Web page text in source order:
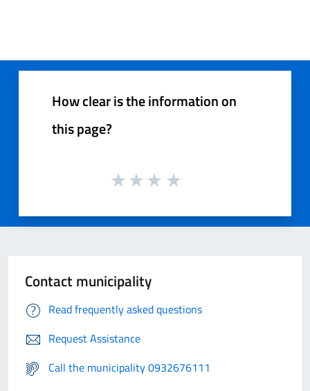
How clear is the information on
this page?
Contact municipality
Read frequently asked questions
Request Assistance
Call the municipality 0932676111